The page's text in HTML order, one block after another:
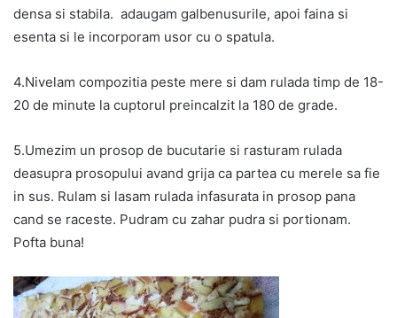
densa si stabila. adaugam galbenusurile, apoi faina si
esenta si le incorporam usor cu o spatula.
4.Nivelam compozitia peste mere si dam rulada timp de 18-
20 de minute la cuptorul preincalzit la 180 de grade.
5.Umezim un prosop de bucutarie si rasturam rulada
deasupra prosopului avand grija ca partea cu merele sa fie
in sus. Rulam si lasam rulada infasurata in prosop pana
cand se raceste. Pudram cu zahar pudra si portionam.
Pofta buna!